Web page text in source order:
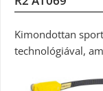
Kimondottan
technológiával,